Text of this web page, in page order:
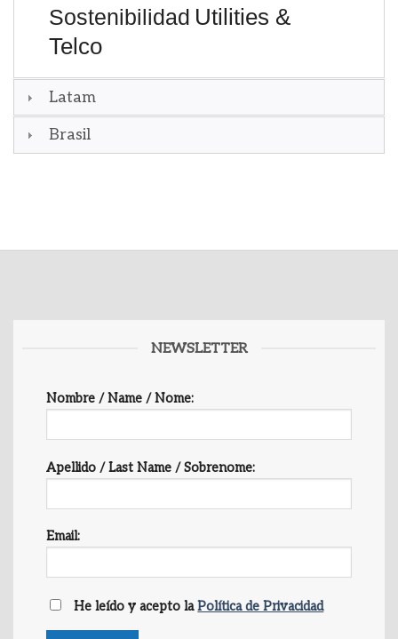
Sostenibilidad Utilities &
Telco
Latam
Brasil
NEWSLETTER
Nombre / Name / Nome:
Apellido / Last Name / Sobrenome:
Email:
He leído y acepto laPolítica de Privacidad